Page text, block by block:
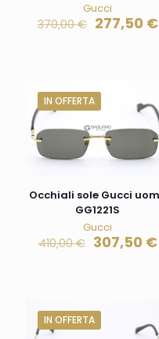
Gucci
370,00€ 277,50 €
IN OFFERTA
Occhiali sole Gucci
GG1221S
Gucci
410,00€ 307,50 €
IN OFFERTA